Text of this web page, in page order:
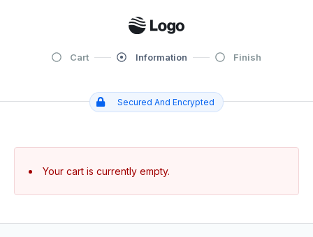
Cart Information Finish
Secured And Encrypted
Your cart is currently empty.